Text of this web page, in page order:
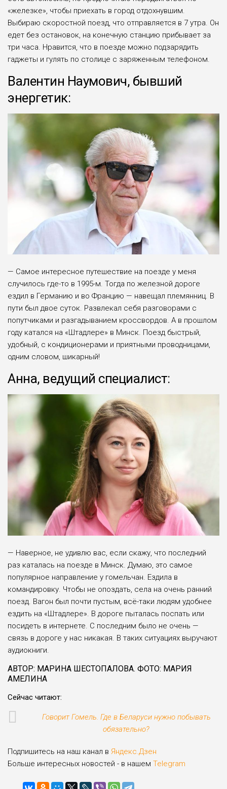
«железке», чтобы приехать в город отдо­хнувшим.
Выбираю скоростной поезд, что отправ­ляется в 7 утра. Он
едет без остановок, на конеч­ную станцию прибывает за
три часа. Нравится, что в поезде можно подзарядить
гаджеты и гулять по столице с заряженным телефоном.
Валентин Наумович, бывший
энергетик:
— Самое интересное путешествие на поезде у меня
случилось где-то в 1995-м. Тогда по желез­ной дороге
ездил в Германию и во Францию — на­вещал племянниц. В
пути был двое суток. Развле­кал себя разговорами с
попутчиками и разгадыва­нием кроссвордов. А в прошлом
году катался на «Штадлере» в Минск. Поезд быстрый,
удобный, с кондиционерами и приятными проводницами,
од­ним словом, шикарный!
Анна, ведущий специалист:
— Наверное, не удивлю вас, если скажу, что по­следний
раз каталась на поезде в Минск. Думаю, это самое
популярное направление у гомельчан. Ездила в
командировку. Чтобы не опоздать, села на очень ранний
поезд. Вагон был почти пустым, всё-таки людям удобнее
ездить на «Штадлере». В дороге пыталась поспать или
посидеть в интернете. С последним было не очень —
связь в дороге у нас никакая. В таких ситуациях выручают
аудиокниги.
АВТОР: МАРИНА ШЕСТОПАЛОВА. ФОТО: МАРИЯ
АМЕЛИНА
Сейчас читают:
Говорит Гомель. Где в Беларуси нужно побывать
обязательно?
Подпишитесь на наш канал в Яндекс.Дзен
Больше интересных новостей - в нашем Telegram